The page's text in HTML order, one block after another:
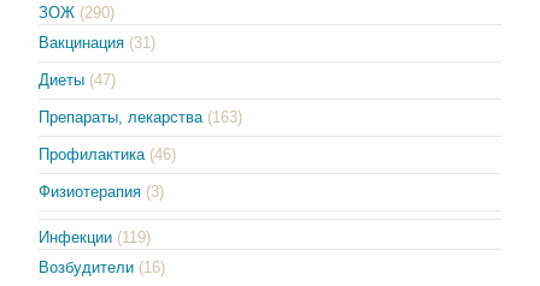
ЗОЖ (290)
Вакцинация (31)
Диеты (47)
Препараты, лекарства (163)
Профилактика (46)
Физиотерапия (3)
Инфекции (119)
Возбудители (16)